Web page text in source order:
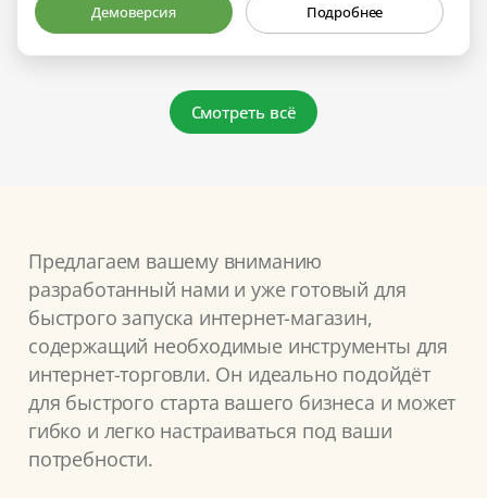
Демоверсия Подробнее
Смотреть всё
Предлагаем вашему вниманию
разработанный нами и уже готовый для
быстрого запуска интернет-магазин,
содержащий необходимые инструменты для
интернет-торговли. Он идеально подойдёт
для быстрого старта вашего бизнеса и может
гибко и легко настраиваться под ваши
потребности.